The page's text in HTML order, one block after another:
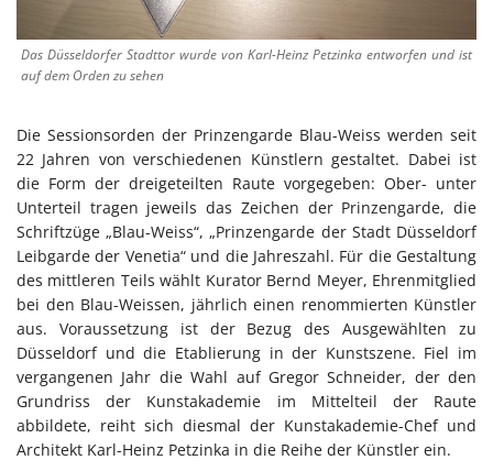
Das Düsseldorfer Stadttor wurde von Karl-Heinz Petzinka entworfen und ist
auf dem Orden zu sehen
Die Sessionsorden der Prinzengarde Blau-Weiss werden seit
22 Jahren von verschiedenen Künstlern gestaltet. Dabei ist
die Form der dreigeteilten Raute vorgegeben: Ober- unter
Unterteil tragen jeweils das Zeichen der Prinzengarde, die
Schriftzüge „Blau-Weiss“, „Prinzengarde der Stadt Düsseldorf
Leibgarde der Venetia“ und die Jahreszahl. Für die Gestaltung
des mittleren Teils wählt Kurator Bernd Meyer, Ehrenmitglied
bei den Blau-Weissen, jährlich einen renommierten Künstler
aus. Voraussetzung ist der Bezug des Ausgewählten zu
Düsseldorf und die Etablierung in der Kunstszene. Fiel im
vergangenen Jahr die Wahl auf Gregor Schneider, der den
Grundriss der Kunstakademie im Mittelteil der Raute
abbildete, reiht sich diesmal der Kunstakademie-Chef und
Architekt Karl-Heinz Petzinka in die Reihe der Künstler ein.